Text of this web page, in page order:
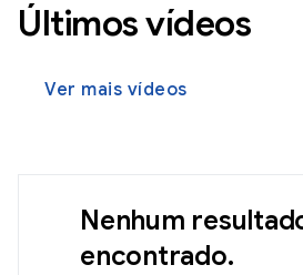
Últimos vídeos
Ver mais vídeos
Nenhum
encontrado.